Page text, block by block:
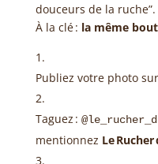
douceurs de la ruche”.
À la clé : la même
Publiez votre photo sur
Taguez :
mentionnez Le